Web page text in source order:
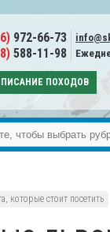
972-66-73
588-11-98
ПОХОДОВ
которые стоит посетить